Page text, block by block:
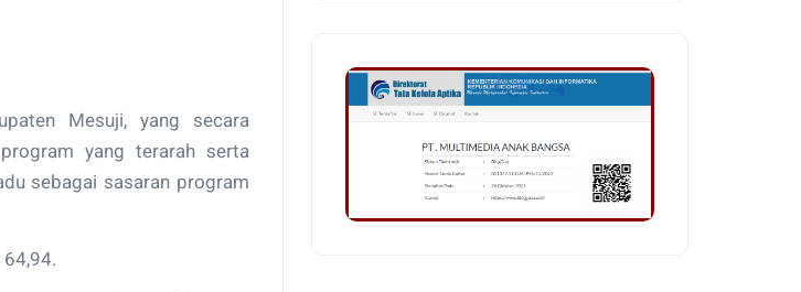
Mesuji, yang secara
yang terarah serta
sebagai sasaran program